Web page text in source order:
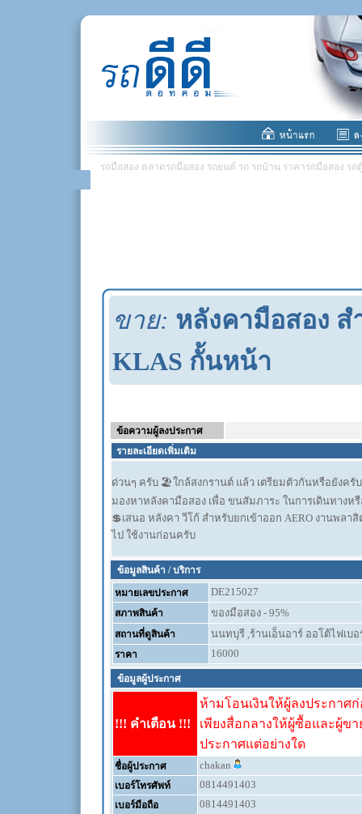
รถมือสอง ตลาดรถมือสอง รถยนต์ รถ รถบ้าน ราคารถมือสอง รถ
ขาย: หลังคามือสอง ส
KLAS กั้นหน้า
ข้อความผู้ลงประกาศ
รายละเอียดเพิ่มเติม
ด่วนๆ ครับ 🏖️ใกล้สงกรานต์ แล้ว เตรียมตัวกันหรือยังครับ
มองหาหลังคามือสอง เพื่อ ขนสัมภาระ ในการเดินทาง
💲เสนอ หลังคา วีโก้ สำหรับยกเข้าออก AERO งานพล
ไป ใช้งานก่อนครับ
ข้อมูลสินค้า / บริการ
หมายเลขประกาศ
DE215027
สภาพสินค้า ของมือสอง - 95%
สถานที่ดูสินค้า นนทบุรี ,ร้านเอ็นอาร์ ออโต้ไฟเบอ
ราคา 16000
ข้อมูลผู้ประกาศ
!!! คำเตือน !!!
ห้ามโอนเงินให้ผู้ลงประกาศ
เพียงสื่อกลางให้ผู้ซื้อและผู้ข
ประกาศแต่อย่างใด
ชื่อผู้ประกาศ chakan
เบอร์โทรศัพท์ 0814491403
เบอร์มือถือ 0814491403